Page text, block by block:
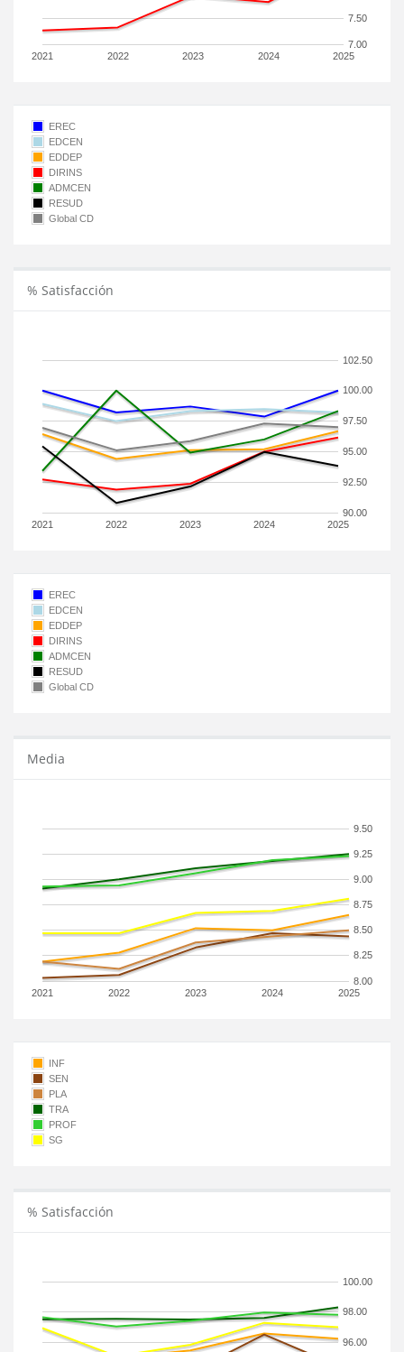
2021 2022 2023 2024 2025
7.00
7.50
EREC
EDCEN
EDDEP
DIRINS
ADMCEN
RESUD
Global CD
% Satisfacción
2021 2022 2023 2024 2025
90.00
92.50
95.00
97.50
100.00
102.50
EREC
EDCEN
EDDEP
DIRINS
ADMCEN
RESUD
Global CD
Media
2021 2022 2023 2024 2025
8.00
8.25
8.50
8.75
9.00
9.25
9.50
INF
SEN
PLA
TRA
PROF
SG
% Satisfacción
96.00
98.00
100.00